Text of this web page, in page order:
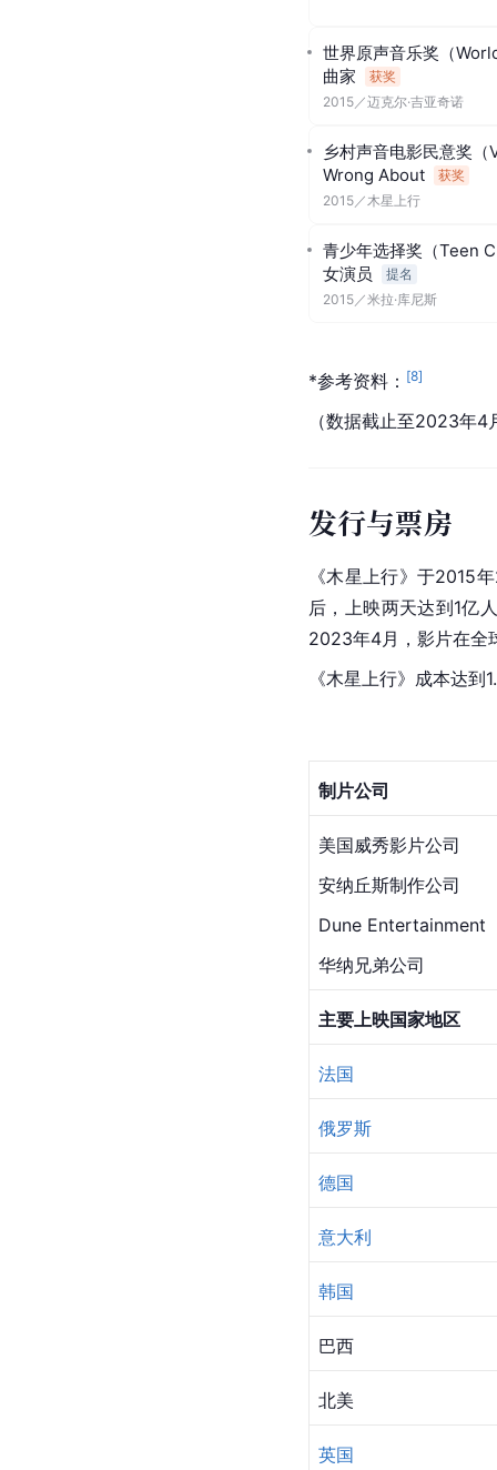
世界原声音乐奖（
曲家
获奖
2015 ／迈克尔·吉亚奇诺
乡村声音电影民意奖（
Wrong About
获奖
2015 ／ 木星上行
青少年选择奖（Teen
女演员
提名
2015 ／米拉·库尼斯
*参考资料： [8]
（数据截止至2023年4
发行与票房
《木星上行》于2015
后，上映两天达到1亿
2023年4月，影片在全
《木星上行》成本达到
制片公司
美国威秀影片公司
安纳丘斯制作公司
Dune Entertainment
华纳兄弟公司
主要上映国家地区
法国
俄罗斯
德国
意大利
韩国
巴西
北美
英国